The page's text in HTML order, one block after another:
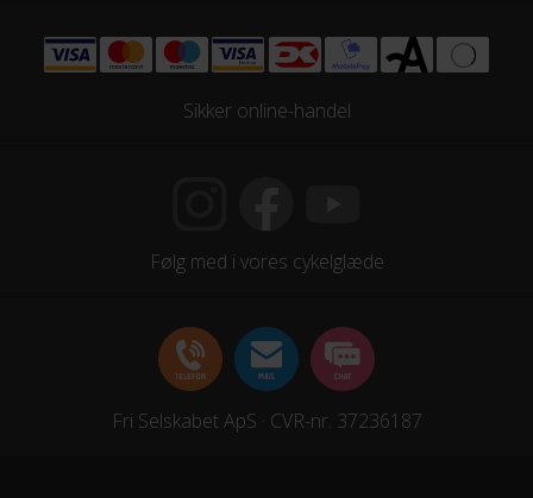
Sikker online-handel
Følg med i vores cykelglæde
Fri Selskabet ApS · CVR-nr. 37236187